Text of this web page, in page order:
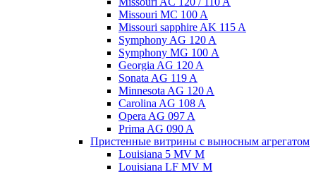
Missouri MC 100 A
Missouri sapphire AK 115 A
Symphony AG 120 A
Symphony MG 100 А
Georgia AG 120 A
Sonata AG 119 A
Minnesota AG 120 A
Carolina AG 108 A
Opera AG 097 A
Prima AG 090 A
Пристенные витрины с выносным агрегатом
Louisiana 5 MV M
Louisiana LF MV M